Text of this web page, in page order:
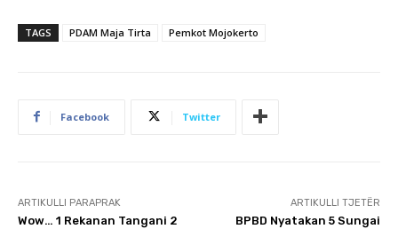
TAGS PDAM Maja Tirta Pemkot Mojokerto
Facebook Twitter
ARTIKULLI PARAPRAK
Wow… 1 Rekanan Tangani 2
ARTIKULLI TJETËR
BPBD Nyatakan 5 Sungai